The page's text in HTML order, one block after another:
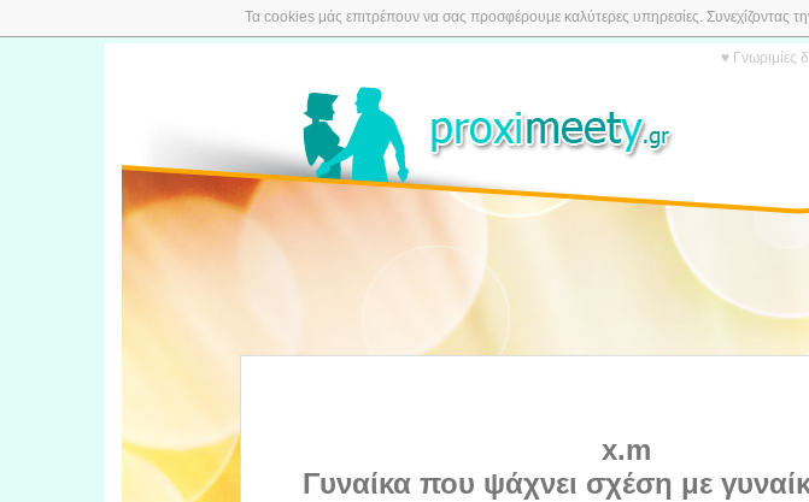
Τα cookies μάς επιτρέπουν να σας προσφέρουμε καλύτερες υπηρεσίες. Συνεχίζοντας
♥ Γνωριμίες
x.m
Γυναίκα που ψάχνει σχέση με